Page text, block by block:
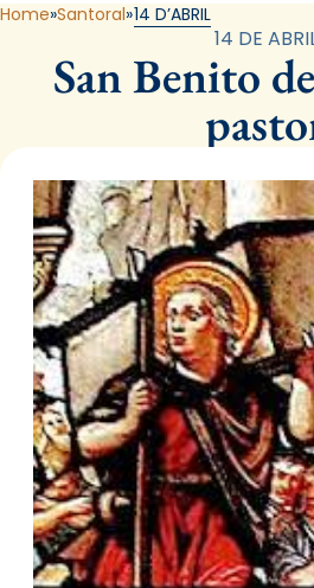
Home Santoral 14 D’ABRIL
14 DE
San Benito